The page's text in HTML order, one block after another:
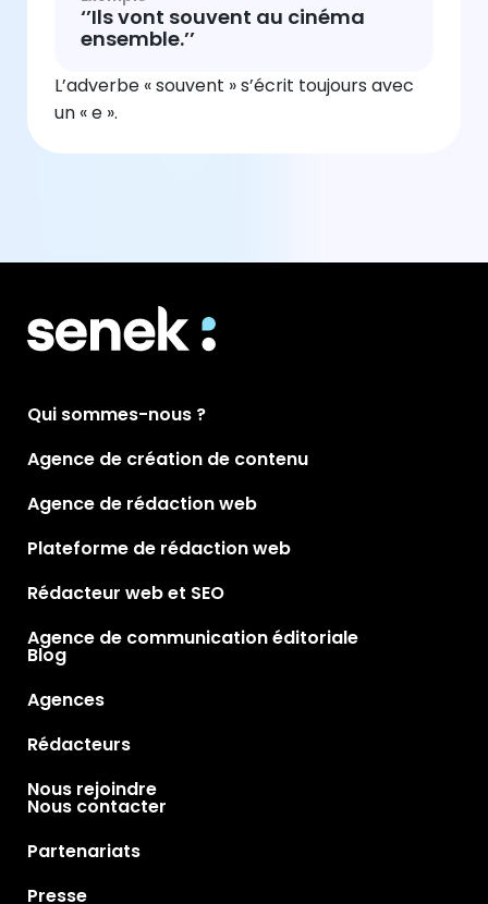
‘’Ils vont souvent au cinéma
ensemble.’’
L’adverbe « souvent » s’écrit toujours avec
un « e ».
Qui sommes-nous ?
Agence de création de contenu
Agence de rédaction web
Plateforme de rédaction web
Rédacteur web et SEO
Agence de communication éditoriale
Blog
Agences
Rédacteurs
Nous rejoindre
Nous contacter
Partenariats
Presse